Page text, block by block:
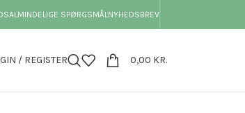
ALMINDELIGE SPØRGSMÅLNYHEDSBREV
/ REGISTER 0,00 KR.